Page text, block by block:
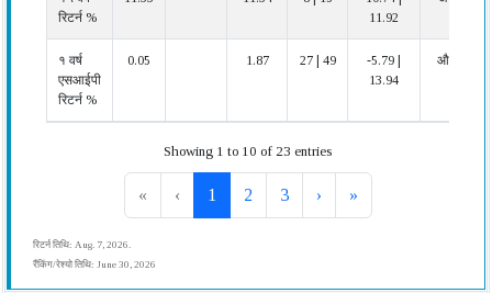
रिटर्न %
11.92
१ वर्ष
एसआईपी
रिटर्न %
0.05 1.87 27 | 49
-5.79 |
13.94
औसत
Showing 1 to 10 of 23 entries
« ‹ 1 2 3 › »
रिटर्न तिथि: Aug. 7, 2026.
रैंकिंग/रेश्यो तिथि: June 30, 2026